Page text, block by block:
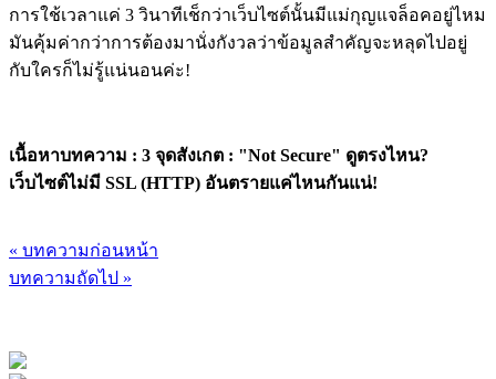
การใช้เวลาแค่ 3 วินาทีเช็กว่าเว็บไซต์นั้นมีแม่กุญแจล็อคอยู่ไหม
มันคุ้มค่ากว่าการต้องมานั่งกังวลว่าข้อมูลสำคัญจะหลุดไปอยู่
กับใครก็ไม่รู้แน่นอนค่ะ!
เนื้อหาบทความ : 3 จุดสังเกต : "Not Secure" ดูตรงไหน?
เว็บไซต์ไม่มี SSL (HTTP) อันตรายแค่ไหนกันแน่!
« บทความก่อนหน้า
บทความถัดไป »